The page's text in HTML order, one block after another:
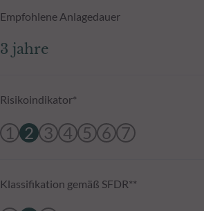
Empfohlene Anlagedauer
3 jahre
Risikoindikator*
1 2 3 4 5 6 7
Klassifikation gemäß SFDR**